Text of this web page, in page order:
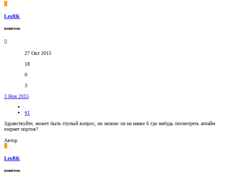
L
LexRK
новичок
27 Окт 2015
18
0
3
3 Ноя 2015
#1
Здравствуйте, может быть глупый вопрос, но можно ли на нанке 6 где нибудь посмотреть аптайм
езернет портов?
Автор
L
LexRK
новичок